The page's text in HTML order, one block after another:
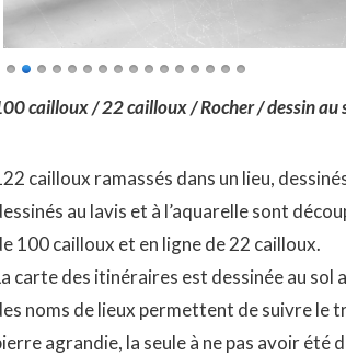
cailloux / 22 cailloux / Rocher / dessin au
cailloux ramassés dans un lieu,
au lavis et à l’aquarelle sont
100 cailloux et en ligne de 22 cailloux.
carte des itinéraires est dessinée au sol
noms de lieux permettent de suivre le
agrandie, la seule à ne pas avoir été